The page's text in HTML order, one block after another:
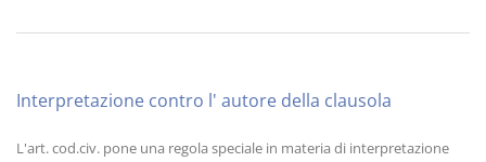
Interpretazione contro l' autore della clausola
L'art. cod.civ. pone una regola speciale in materia di interpretazione